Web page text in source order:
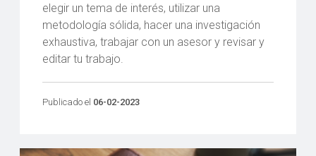
elegir un tema de interés, utilizar una
metodología sólida, hacer una investigación
exhaustiva, trabajar con un asesor y revisar y
editar tu trabajo.
Publicado el 06-02-2023